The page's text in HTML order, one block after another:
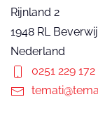
Rijnland 2
1948 RL
Nederland
0251 229 172